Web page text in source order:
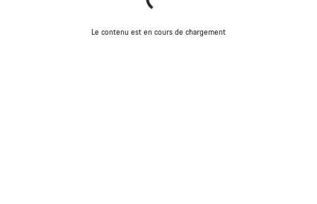
Le contenu est en cours de chargement